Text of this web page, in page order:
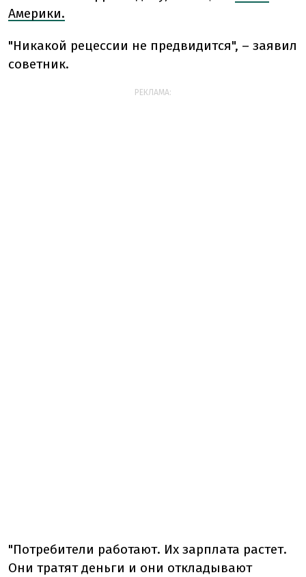
Америки.
"Никакой рецессии не предвидится", – заявил
советник.
РЕКЛАМА:
"Потребители работают. Их зарплата растет.
Они тратят деньги и они откладывают